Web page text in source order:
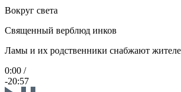
Вокруг света
Священный верблюд инков
Ламы и их родственники снабжают
0:00 /
-20:57